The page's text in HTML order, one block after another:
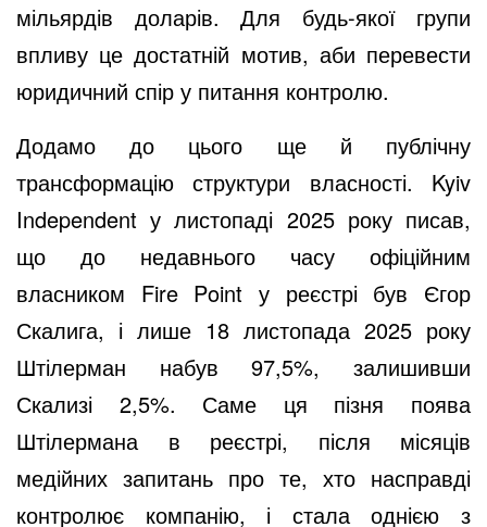
мільярдів доларів. Для будь-якої групи
впливу це достатній мотив, аби перевести
юридичний спір у питання контролю.
Додамо до цього ще й публічну
трансформацію структури власності. Kyiv
Independent у листопаді 2025 року писав,
що до недавнього часу офіційним
власником Fire Point у реєстрі був Єгор
Скалига, і лише 18 листопада 2025 року
Штілерман набув 97,5%, залишивши
Скализі 2,5%. Саме ця пізня поява
Штілермана в реєстрі, після місяців
медійних запитань про те, хто насправді
контролює компанію, і стала однією з